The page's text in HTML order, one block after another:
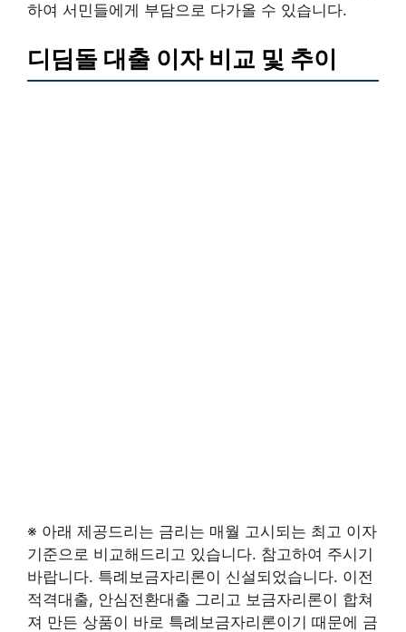
하여 서민들에게 부담으로 다가올 수 있습니다.
디딤돌 대출 이자 비교 및 추이
※ 아래 제공드리는 금리는 매월 고시되는 최고 이자
기준으로 비교해드리고 있습니다. 참고하여 주시기
바랍니다. 특례보금자리론이 신설되었습니다. 이전
적격대출, 안심전환대출 그리고 보금자리론이 합쳐
져 만든 상품이 바로 특례보금자리론이기 때문에 금